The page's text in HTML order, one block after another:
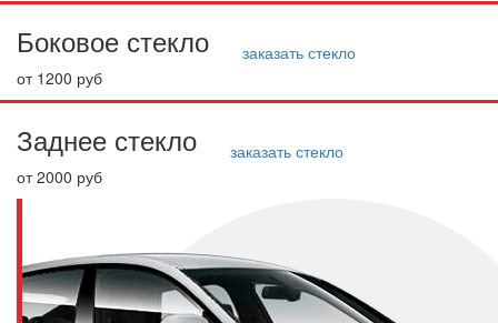
Боковое стекло
от 1200 руб
заказать стекло
Заднее стекло
от 2000 руб
заказать стекло